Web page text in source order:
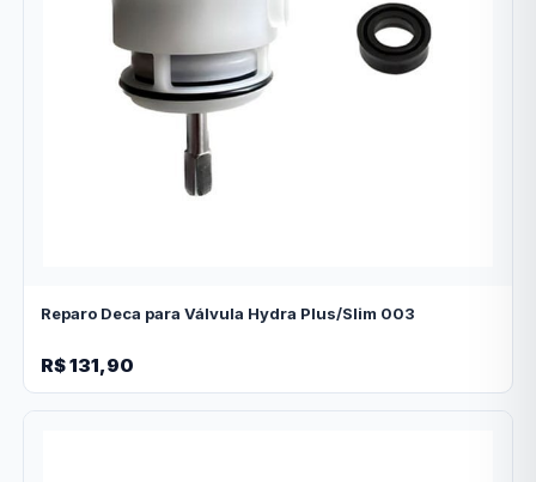
Reparo Deca para Válvula Hydra Plus/Slim 003
R$ 131,90